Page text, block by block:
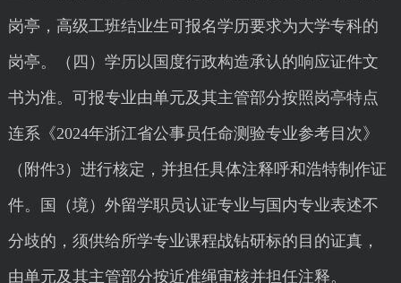
岗亭，高级工班结业生可报名学历要求为大学专科的
岗亭。（四）学历以国度行政构造承认的响应证件文
书为准。可报专业由单元及其主管部分按照岗亭特点
连系《2024年浙江省公事员任命测验专业参考目次》
（附件3）进行核定，并担任具体注释呼和浩特制作证
件。国（境）外留学职员认证专业与国内专业表述不
分歧的，须供给所学专业课程战钻研标的目的证真，
由单元及其主管部分按近准绳审核并担任注释。